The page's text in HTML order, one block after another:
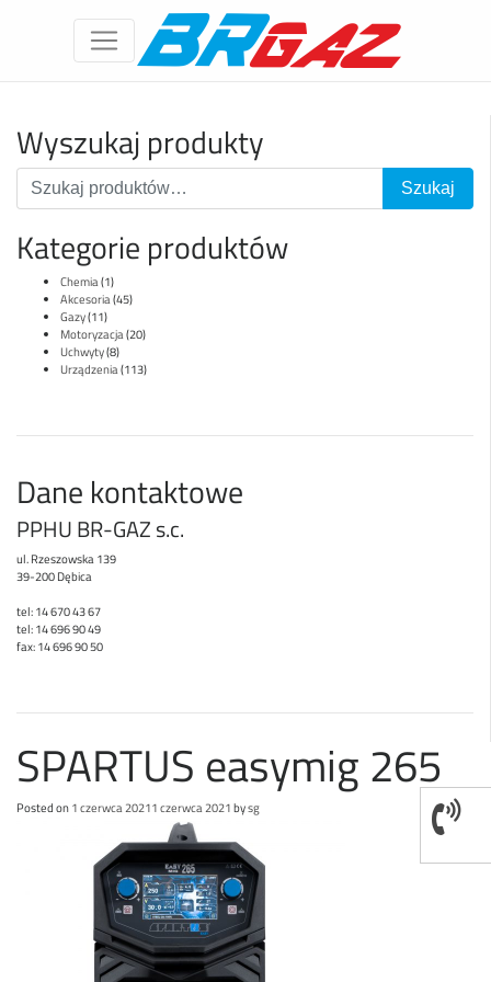
Wyszukaj produkty
Kategorie produktów
Chemia(1)
Akcesoria(45)
Gazy(11)
Motoryzacja(20)
Uchwyty(8)
Urządzenia(113)
Dane kontaktowe
PPHU BR-GAZ s.c.
ul. Rzeszowska 139
39-200 Dębica
tel: 14 670 43 67
tel: 14 696 90 49
fax: 14 696 90 50
SPARTUS easymig 265
Posted on1 czerwca 20211 czerwca 2021bysg